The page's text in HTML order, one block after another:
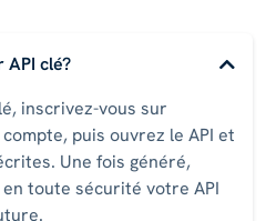
clé?
inscrivez-vous sur
puis ouvrez le API et
Une fois généré,
toute sécurité votre API